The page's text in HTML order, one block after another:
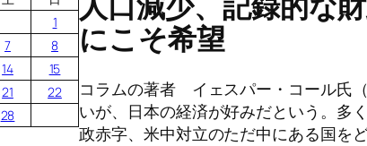
1
7
8
14
15
21
22
28
にこそ希望
コラムの著者 イェスパー・コール氏
いが、日本の経済が好みだという。多
政赤字、米中対立のただ中にある国を